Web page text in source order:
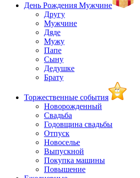
День Рождения Мужчине
Другу
Мужчине
Дяде
Мужу
Папе
Сыну
Дедушке
Брату
Торжественные события
Новорожденный
Свадьба
Годовщина свадьбы
Отпуск
Новоселье
Выпускной
Покупка машины
Повышение